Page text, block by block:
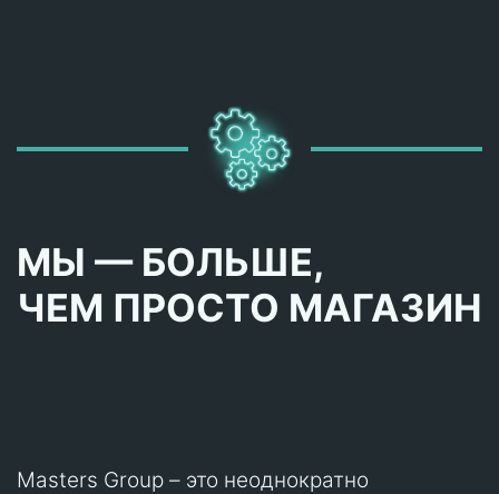
МЫ — БОЛЬШЕ,
ЧЕМ ПРОСТО МАГАЗИН
Masters Group – это неоднократно